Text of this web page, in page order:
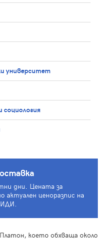
университет
социология
дни. Цената за
актуален ценоразпис на
което обхваща около